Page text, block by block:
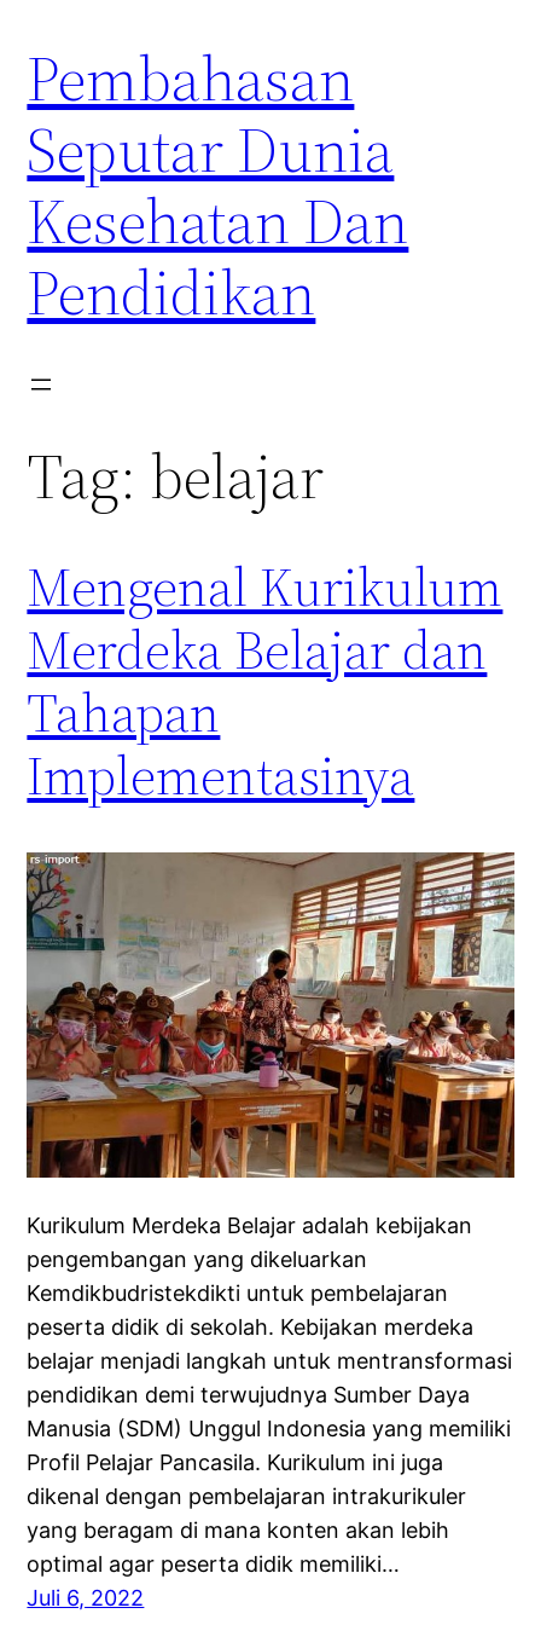
content
Pembahasan
Seputar Dunia
Kesehatan Dan
Pendidikan
Tag: belajar
Mengenal Kurikulum
Merdeka Belajar dan
Tahapan
Implementasinya
Kurikulum Merdeka Belajar adalah kebijakan
pengembangan yang dikeluarkan
Kemdikbudristekdikti untuk pembelajaran
peserta didik di sekolah. Kebijakan merdeka
belajar menjadi langkah untuk mentransformasi
pendidikan demi terwujudnya Sumber Daya
Manusia (SDM) Unggul Indonesia yang memiliki
Profil Pelajar Pancasila. Kurikulum ini juga
dikenal dengan pembelajaran intrakurikuler
yang beragam di mana konten akan lebih
optimal agar peserta didik memiliki…
Juli 6, 2022